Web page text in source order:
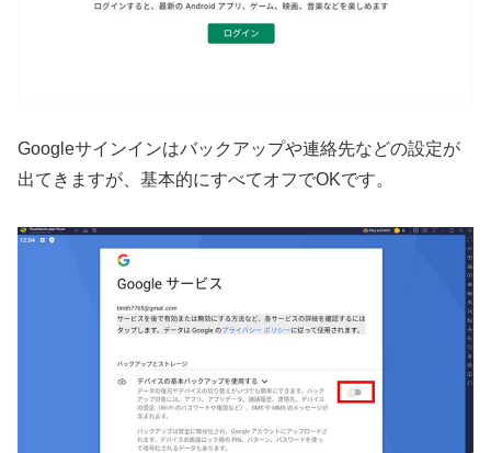
Googleサインインはバックアップや連絡先などの設定が
出てきますが、基本的にすべてオフでOKです。